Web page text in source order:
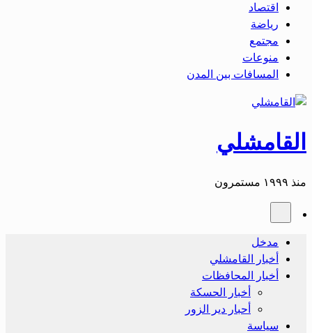
اقتصاد
رياضة
مجتمع
منوعات
المسافات بين المدن
القامشلي
منذ ١٩٩٩ مستمرون
مدخل
أخبار القامشلي
أخبار المحافظات
أخبار الحسكة
أحبار دير الزور
سياسة